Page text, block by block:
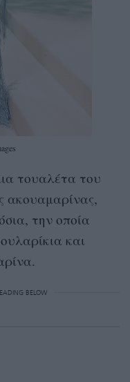
τουαλέτα του
ακουαμαρίνας,
την οποία
και
BELOW